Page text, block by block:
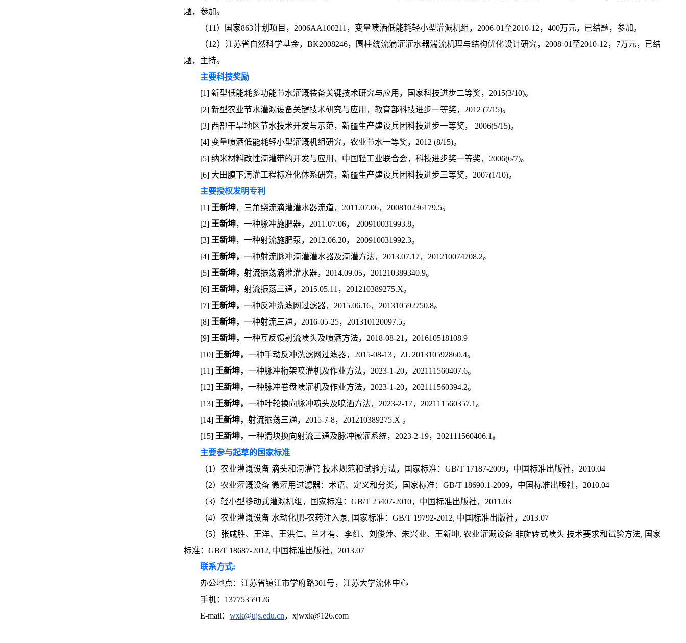
题，参加。
（11）国家863计划项目，2006AA100211，变量喷洒低能耗轻小型灌溉机组，2006-01至2010-12，400万元，已结题，参加。
（12）江苏省自然科学基金，BK2008246，圆柱绕流滴灌灌水器湍流机理与结构优化设计研究，2008-01至2010-12，7万元，已结
题，主持。
主要科技奖励
[1] 新型低能耗多功能节水灌溉装备关键技术研究与应用，国家科技进步二等奖，2015(3/10)。
[2] 新型农业节水灌溉设备关键技术研究与应用，教育部科技进步一等奖，2012 (7/15)。
[3] 西部干旱地区节水技术开发与示范，新疆生产建设兵团科技进步一等奖， 2006(5/15)。
[4] 变量喷洒低能耗轻小型灌溉机组研究，农业节水一等奖，2012 (8/15)。
[5] 纳米材料改性滴灌带的开发与应用，中国轻工业联合会，科技进步奖一等奖，2006(6/7)。
[6] 大田膜下滴灌工程标准化体系研究，新疆生产建设兵团科技进步三等奖，2007(1/10)。
主要授权发明专利
[1] 王新坤，三角绕流滴灌灌水器流道，2011.07.06，200810236179.5。
[2] 王新坤，一种脉冲施肥器，2011.07.06， 200910031993.8。
[3] 王新坤，一种射流施肥泵，2012.06.20， 200910031992.3。
[4] 王新坤，一种射流脉冲滴灌灌水器及滴灌方法，2013.07.17，201210074708.2。
[5] 王新坤，射流振荡滴灌灌水器，2014.09.05，201210389340.9。
[6] 王新坤，射流振荡三通，2015.05.11，201210389275.X。
[7] 王新坤，一种反冲洗滤网过滤器，2015.06.16，201310592750.8。
[8] 王新坤，一种射流三通，2016-05-25，201310120097.5。
[9] 王新坤，一种互反馈射流喷头及喷洒方法，2018-08-21，201610518108.9
[10] 王新坤，一种手动反冲洗滤网过滤器，2015-08-13，ZL 201310592860.4。
[11] 王新坤，一种脉冲桁架喷灌机及作业方法，2023-1-20，202111560407.6。
[12] 王新坤，一种脉冲卷盘喷灌机及作业方法，2023-1-20，202111560394.2。
[13] 王新坤，一种叶轮换向脉冲喷头及喷洒方法，2023-2-17，202111560357.1。
[14] 王新坤，射流振荡三通，2015-7-8，201210389275.X 。
[15] 王新坤，一种滑块换向射流三通及脉冲微灌系统，2023-2-19，202111560406.1。
主要参与起草的国家标准
（1）农业灌溉设备 滴头和滴灌管 技术规范和试验方法，国家标准：GB/T 17187-2009，中国标准出版社，2010.04
（2）农业灌溉设备 微灌用过滤器：术语、定义和分类，国家标准：GB/T 18690.1-2009，中国标准出版社，2010.04
（3）轻小型移动式灌溉机组，国家标准：GB/T 25407-2010，中国标准出版社，2011.03
（4）农业灌溉设备 水动化肥-农药注入泵, 国家标准：GB/T 19792-2012, 中国标准出版社，2013.07
（5）张咸胜、王洋、王洪仁、兰才有、李红、刘俊萍、朱兴业、王新坤, 农业灌溉设备 非旋转式喷头 技术要求和试验方法, 国家
标准：GB/T 18687-2012, 中国标准出版社，2013.07
联系方式:
办公地点：江苏省镇江市学府路301号，江苏大学流体中心
手机：13775359126
E-mail：wxk@ujs.edu.cn，xjwxk@126.com